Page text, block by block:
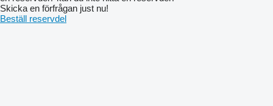
Skicka en förfrågan just nu!
Beställ reservdel